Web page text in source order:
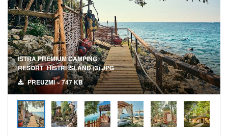
ISTRA PREMIUM CAMPING
RESORT_HISTRI ISLAND (3).JPG
PREUZMI ~ 747 KB